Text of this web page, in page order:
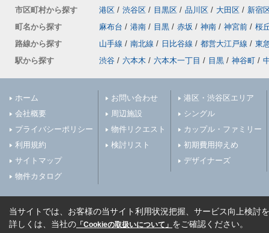
市区町村から探す 港区 / 渋谷区 / 目黒区 / 品川区 / 大田区 / 新宿
町名から探す
麻布台 / 港南 / 目黒 / 赤坂 / 神南 / 神宮前 / 桜
路線から探す
山手線 / 南北線 / 日比谷線 / 都営大江戸線 / 東
駅から探す
渋谷 / 六本木 / 六本木一丁目 / 目黒 / 神谷町 /
ホーム
会社概要
プライバシーポリシー
利用規約
サイトマップ
物件カタログ
お問い合わせ
周辺施設
物件リクエスト
検討リスト
港区・渋谷区エリア
シングル
カップル・ファミリー
初期費用抑えめ
デザイナーズ
当サイトでは、お客様の当サイト利用状況把握、サービス向上検討
詳しくは、当社の 「Cookieの取扱いについて」 をご確認ください。